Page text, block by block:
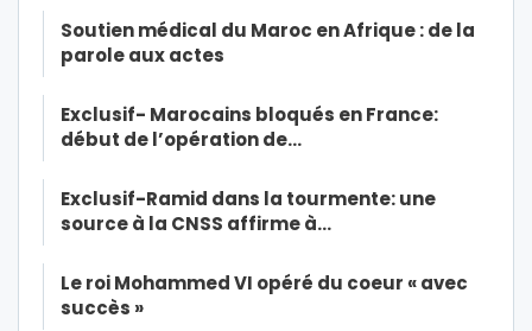
Soutien médical du Maroc en Afrique : de la
parole aux actes
Exclusif- Marocains bloqués en France:
début de l’opération de…
Exclusif-Ramid dans la tourmente: une
source à la CNSS affirme à…
Le roi Mohammed VI opéré du coeur « avec
succès »